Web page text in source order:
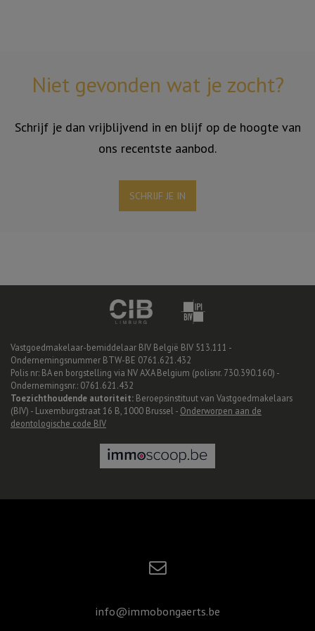
Niet gevonden wat je zocht?
Schrijf je dan vrijblijvend in en blijf op de hoogte van
ons recentste aanbod.
SCHRIJF JE IN
Vastgoedmakelaar-bemiddelaar BIV België BIV 513.111 -
Ondernemingsnummer BTW-BE 0761.621.432
Polis nr: BA en borgstelling via NV AXA Belgium (polisnr. 730.390.160) -
Ondernemingsnr.: 0761.621.432
Toezichthoudende autoriteit: Beroepsinstituut van Vastgoedmakelaars
(BIV) - Luxemburgstraat 16 B, 1000 Brussel - Onderworpen aan de
deontologische code BIV
info@immobongaerts.be